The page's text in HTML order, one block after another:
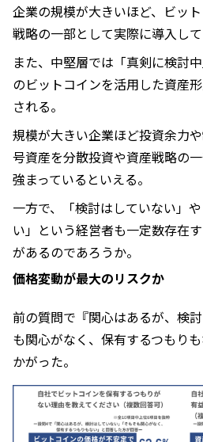
企業の規模が大きいほど、ビッ
戦略の一部として実際に導入し
また、中堅層では「真剣に検討
のビットコインを活用した資産
される。
規模が大きい企業ほど投資余力
号資産を分散投資や資産戦略の
強まっているといえる。
一方で、「検討はしていない」
い」という経営者も一定数存在
があるのであろうか。
価格変動が最大のリスクか
前の質問で『関心はあるが、検
も関心がなく、保有するつもり
かがった。